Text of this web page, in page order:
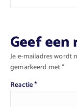
Geef een
Je e-mailadres wordt
gemarkeerd met*
Reactie*